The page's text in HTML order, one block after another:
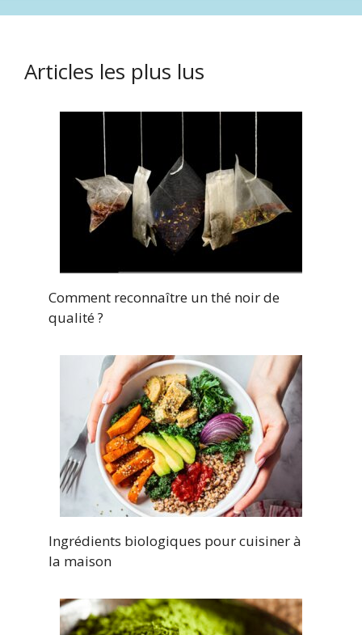
Articles les plus lus
Comment reconnaître un thé noir de
qualité ?
Ingrédients biologiques pour cuisiner à
la maison